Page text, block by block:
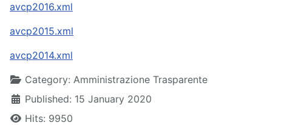
avcp2016.xml
avcp2015.xml
avcp2014.xml
DetailsCategory: Amministrazione Trasparente
Published: 15 January 2020
Hits: 9950